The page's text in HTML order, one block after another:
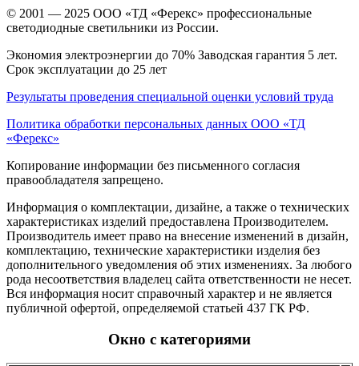
© 2001 — 2025 ООО «ТД «Ферекс» профессиональные
светодиодные светильники из России.
Экономия электроэнергии до 70% Заводская гарантия 5 лет.
Срок эксплуатации до 25 лет
Результаты проведения специальной оценки условий труда
Политика обработки персональных данных ООО «ТД
«Ферекс»
Копирование информации без письменного согласия
правообладателя запрещено.
Информация о комплектации, дизайне, а также о технических
характеристиках изделий предоставлена Производителем.
Производитель имеет право на внесение изменений в дизайн,
комплектацию, технические характеристики изделия без
дополнительного уведомления об этих изменениях. За любого
рода несоответствия владелец сайта ответственности не несет.
Вся информация носит справочный характер и не является
публичной офертой, определяемой статьей 437 ГК РФ.
Окно с категориями